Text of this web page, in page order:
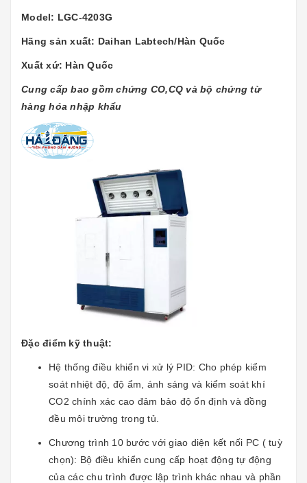
Model: LGC-4203G
Hãng sản xuất: Daihan Labtech/Hàn Quốc
Xuất xứ: Hàn Quốc
Cung cấp bao gồm chứng CO,CQ và bộ chứng từ
hàng hóa nhập khẩu
Đặc điểm kỹ thuật:
Hệ thống điều khiển vi xử lý PID: Cho phép kiểm
soát nhiệt độ, độ ẩm, ánh sáng và kiểm soát khí
CO2 chính xác cao đảm bảo độ ổn định và đồng
đều môi trường trong tủ.
Chương trình 10 bước với giao diện kết nối PC ( tuỳ
chọn): Bộ điều khiển cung cấp hoạt động tự động
của các chu trình được lập trình khác nhau và phần